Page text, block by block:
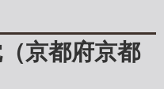
京都府京都